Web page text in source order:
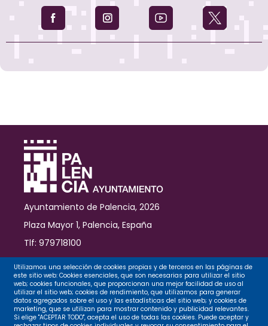
de
Vecinos
de
los
y
a
las
inversiones
en
barrios
Ayuntamiento de Palencia, 2026
Plaza Mayor 1, Palencia, España
Tlf: 979718100
Contacto
Legal
Utilizamos una selección de cookies propias y de terceros en las páginas de
este sitio web: Cookies esenciales, que son necesarias para utilizar el sitio
web; cookies funcionales, que proporcionan una mejor facilidad de uso al
utilizar el sitio web; cookies de rendimiento, que utilizamos para generar
datos agregados sobre el uso y las estadísticas del sitio web; y cookies de
marketing, que se utilizan para mostrar contenido y publicidad relevantes.
Si elige "ACEPTAR TODO", acepta el uso de todas las cookies. Puede aceptar y